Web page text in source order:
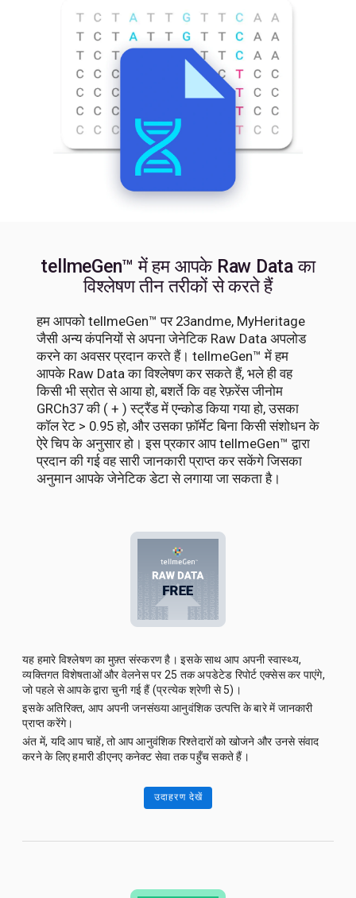
tellmeGen™ में हम आपके Raw Data का
विश्लेषण तीन तरीकों से करते हैं
हम आपको tellmeGen™ पर 23andme, MyHeritage
जैसी अन्य कंपनियों से अपना जेनेटिक Raw Data अपलोड
करने का अवसर प्रदान करते हैं। tellmeGen™ में हम
आपके Raw Data का विश्लेषण कर सकते हैं, भले ही वह
किसी भी स्रोत से आया हो, बशर्ते कि वह रेफ़रेंस जीनोम
GRCh37 की ( + ) स्ट्रैंड में एन्कोड किया गया हो, उसका
कॉल रेट > 0.95 हो, और उसका फ़ॉर्मेट बिना किसी संशोधन के
ऐरे चिप के अनुसार हो। इस प्रकार आप tellmeGen™ द्वारा
प्रदान की गई वह सारी जानकारी प्राप्त कर सकेंगे जिसका
अनुमान आपके जेनेटिक डेटा से लगाया जा सकता है।
यह हमारे विश्लेषण का मुफ़्त संस्करण है। इसके साथ आप अपनी स्वास्थ्य,
व्यक्तिगत विशेषताओं और वेलनेस पर 25 तक अपडेटेड रिपोर्ट एक्सेस कर पाएंगे,
जो पहले से आपके द्वारा चुनी गई हैं (प्रत्येक श्रेणी से 5)।
इसके अतिरिक्त, आप अपनी जनसंख्या आनुवंशिक उत्पत्ति के बारे में जानकारी
प्राप्त करेंगे।
अंत में, यदि आप चाहें, तो आप आनुवंशिक रिश्तेदारों को खोजने और उनसे संवाद
करने के लिए हमारी डीएनए कनेक्ट सेवा तक पहुँच सकते हैं।
उदाहरण देखें